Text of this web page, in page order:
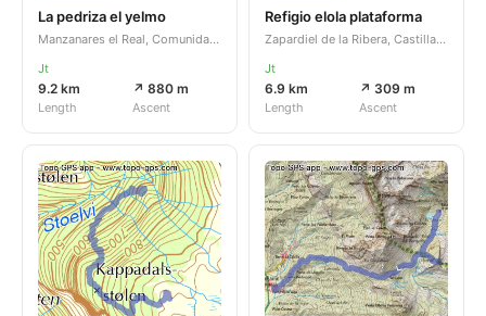
La pedriza el yelmo
Manzanares el Real, Comunidad de Madrid, ES
Jt
9.2 km
Length
↗ 880 m
Ascent
Refigio elola plataforma
Zapardiel de la Ribera, Castilla y León, ES
Jt
6.9 km
Length
↗ 309 m
Ascent